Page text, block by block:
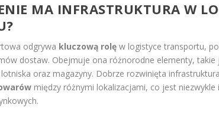
MA INFRASTRUKTURA W
odgrywa kluczową rolę w logistyce transportu,
dostaw. Obejmuje ona różnorodne elementy, takie
oraz magazyny. Dobrze rozwinięta
między różnymi lokalizacjami, co jest